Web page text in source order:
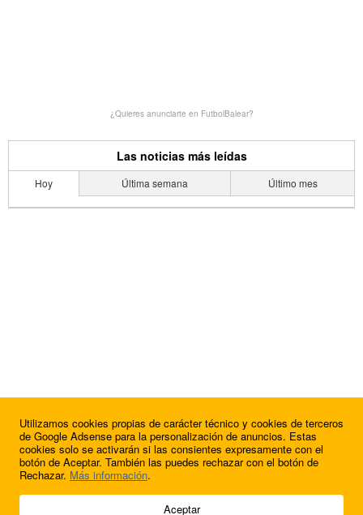
¿Quieres anunciarte en FutbolBalear?
Las noticias más leídas
Hoy Última semana Último mes
© 2009 - 2026 Soluciones Corporativas IP, SL.
Utilizamos cookies propias de carácter técnico y cookies de terceros
de Google Adsense para la personalización de anuncios. Estas
cookies solo se activarán si las consientes expresamente con el
botón de Aceptar. También las puedes rechazar con el botón de
Rechazar. Más información.
Aceptar